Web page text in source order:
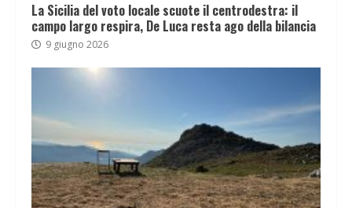
La Sicilia del voto locale scuote il centrodestra: il
campo largo respira, De Luca resta ago della bilancia
9 giugno 2026